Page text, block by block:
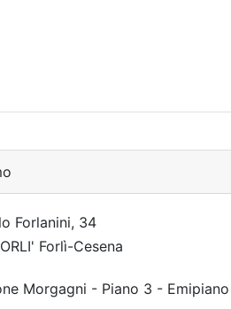
Forlanini, 34
Forlì-Cesena
Morgagni - Piano 3 -